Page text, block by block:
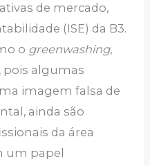
de mercado,
(ISE) da B3.
o greenwashing,
pois algumas
imagem falsa de
ainda são
da área
um papel